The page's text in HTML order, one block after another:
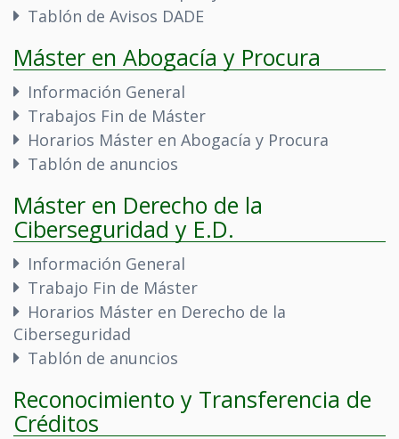
Tablón de Avisos DADE
Máster en Abogacía y Procura
Información General
Trabajos Fin de Máster
Horarios Máster en Abogacía y Procura
Tablón de anuncios
Máster en Derecho de la
Ciberseguridad y E.D.
Información General
Trabajo Fin de Máster
Horarios Máster en Derecho de la
Ciberseguridad
Tablón de anuncios
Reconocimiento y Transferencia de
Créditos